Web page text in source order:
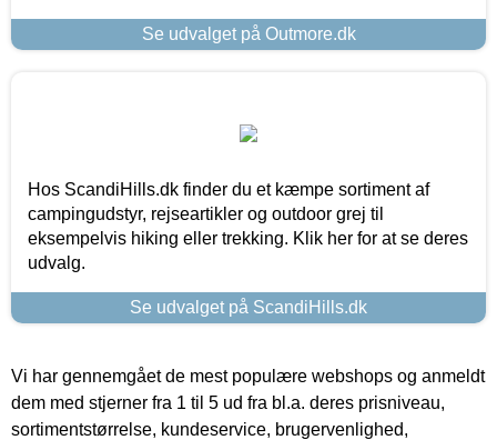
Se udvalget på Outmore.dk
Hos ScandiHills.dk finder du et kæmpe sortiment af
campingudstyr, rejseartikler og outdoor grej til
eksempelvis hiking eller trekking. Klik her for at se deres
udvalg.
Se udvalget på ScandiHills.dk
Vi har gennemgået de mest populære webshops og anmeldt
dem med stjerner fra 1 til 5 ud fra bl.a. deres prisniveau,
sortimentstørrelse, kundeservice, brugervenlighed,